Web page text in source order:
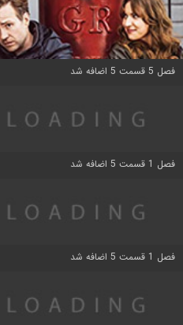
فصل 5 قسمت 5 اضافه شد
فصل 1 قسمت 5 اضافه شد
فصل 1 قسمت 5 اضافه شد